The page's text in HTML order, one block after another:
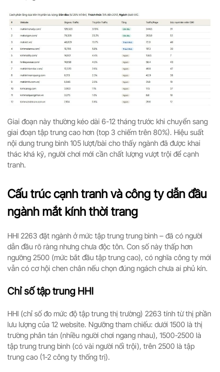
Giai đoạn này thường kéo dài 6-12 tháng trước khi chuyển sang
giai đoạn tập trung cao hơn (top 3 chiếm trên 80%). Hiệu suất
nội dung trung bình 105 lượt/bài cho thấy ngành đã được khai
thác khá kỹ, người chơi mới cần chất lượng vượt trội để cạnh
tranh.
Cấu trúc cạnh tranh và công ty dẫn đầu
ngành mắt kính thời trang
HHI 2263 đặt ngành ở mức tập trung trung bình – đã có người
dẫn đầu rõ ràng nhưng chưa độc tôn. Con số này thấp hơn
ngưỡng 2500 (mức bắt đầu tập trung cao), có nghĩa công ty mới
vẫn có cơ hội chen chân nếu chọn đúng ngách chưa ai phủ kín.
Chỉ số tập trung HHI
HHI (chỉ số đo mức độ tập trung thị trường) 2263 tính từ thị phần
lưu lượng của 12 website. Ngưỡng tham chiếu: dưới 1500 là thị
trường phân tán (nhiều người chơi ngang nhau), 1500-2500 là
tập trung trung bình (có vài người nổi trội), trên 2500 là tập
trung cao (1-2 công ty thống trị).